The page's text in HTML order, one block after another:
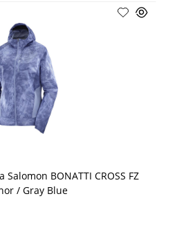
BONATTI CROSS FZ
/ Gray Blue